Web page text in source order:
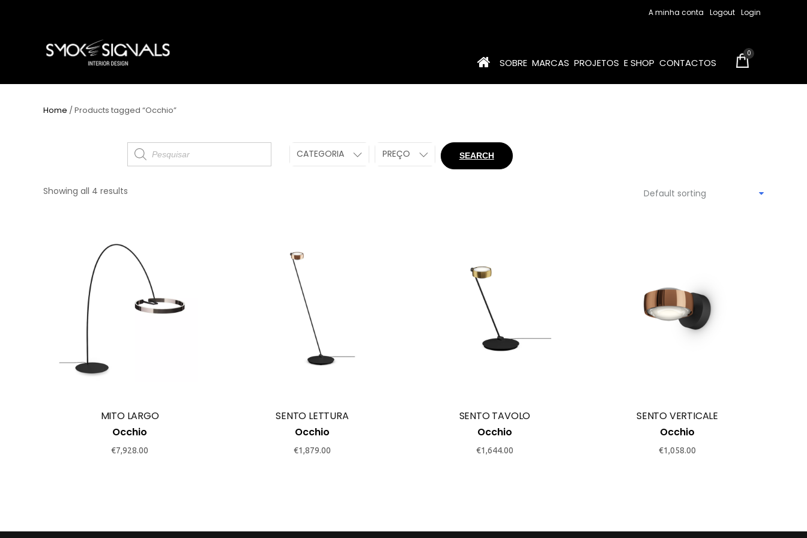
A minha conta Logout Login
SOBRE MARCAS PROJETOS E SHOP CONTACTOS
0
Home / Products tagged “Occhio”
Products
search CATEGORIA PREÇO SEARCH
Showing all 4 results Default sorting
MITO LARGO
Occhio
€7,928.00
SENTO LETTURA
Occhio
€1,879.00
SENTO TAVOLO
Occhio
€1,644.00
SENTO VERTICALE
Occhio
€1,058.00